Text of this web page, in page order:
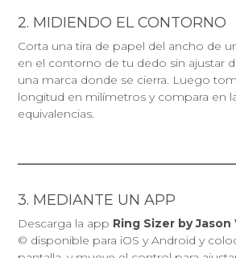
2. MIDIENDO EL CONTORNO
Corta una tira de papel del ancho de
en el contorno de tu dedo sin ajustar
una marca donde se cierra. Luego
longitud en milímetros y compara en
equivalencias.
3. MEDIANTE UN APP
Descarga la app Ring Sizer by
© disponible para iOS y Android y